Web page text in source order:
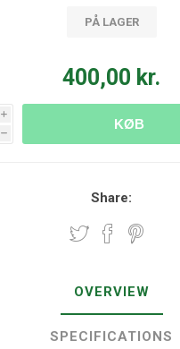
PÅ LAGER
400,00 kr.
i
h
KØB
Share:
OVERVIEW
SPECIFICATIONS